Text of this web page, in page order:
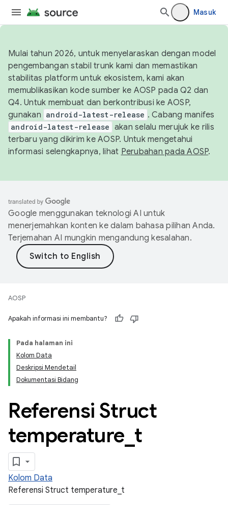
Masuk
Mulai tahun 2026, untuk menyelaraskan dengan model
pengembangan stabil trunk kami dan memastikan
stabilitas platform untuk ekosistem, kami akan
memublikasikan kode sumber ke AOSP pada Q2 dan
Q4. Untuk membuat dan berkontribusi ke AOSP,
gunakan android-latest-release . Cabang manifes
android-latest-release akan selalu merujuk ke rilis
terbaru yang dikirim ke AOSP. Untuk mengetahui
informasi selengkapnya, lihat Perubahan pada AOSP.
Google menggunakan teknologi AI untuk
menerjemahkan konten ke dalam bahasa pilihan Anda.
Terjemahan AI mungkin mengandung kesalahan.
AOSP
Apakah informasi ini membantu?
Pada halaman ini
Kolom Data
Deskripsi Mendetail
Dokumentasi Bidang
Referensi Struct
temperature t
Kolom Data
Referensi Struct temperature_t